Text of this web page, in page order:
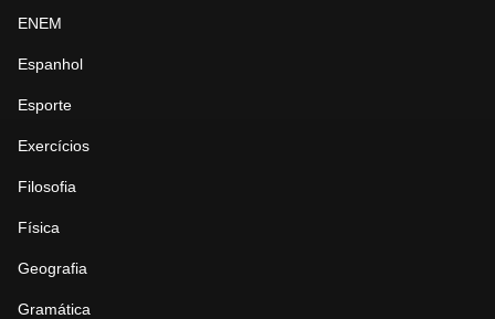
ENEM
Espanhol
Esporte
Exercícios
Filosofia
Física
Geografia
Gramática